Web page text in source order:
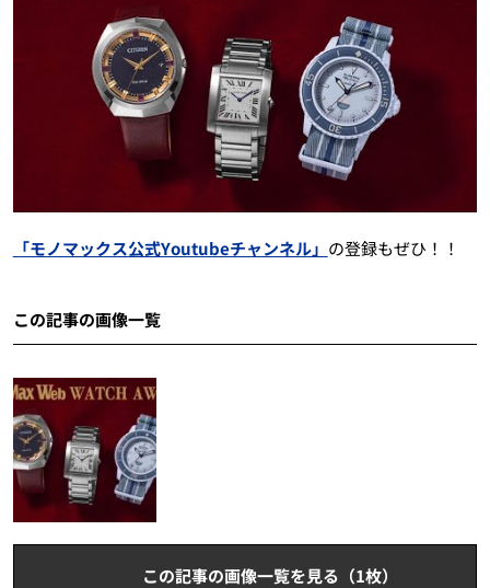
「モノマックス公式Youtubeチャンネル」 の登録もぜひ！！
この記事の画像一覧
この記事の画像一覧を見る（1枚）